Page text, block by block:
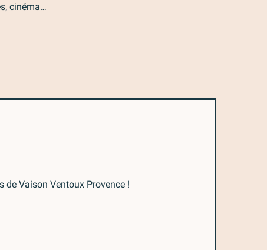
cinéma…
Vaison Ventoux Provence !